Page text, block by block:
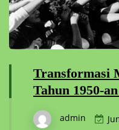
Transformasi
Tahun 1950-
admin